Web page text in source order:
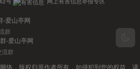
群
流群
络，版权归原作者所有，如侵犯到您的权益，请